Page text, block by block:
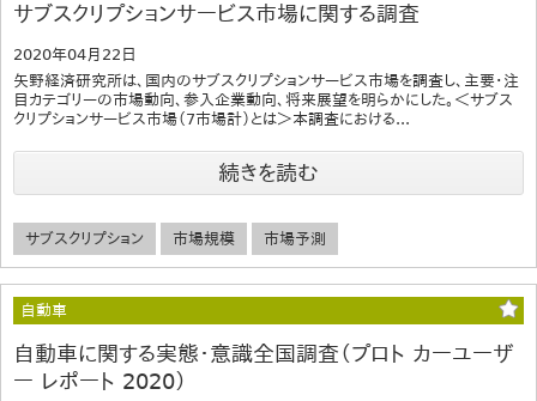
サブスクリプションサービス市場に関する調査
2020年04月22日
矢野経済研究所は、国内のサブスクリプションサービス市場を調査し、主要・注
目カテゴリーの市場動向、参入企業動向、将来展望を明らかにした。＜サブス
クリプションサービス市場（7市場計）とは＞本調査における...
続きを読む
サブスクリプション 市場規模 市場予測
自動車
自動車に関する実態・意識全国調査（プロト カーユーザ
ー レポート 2020）